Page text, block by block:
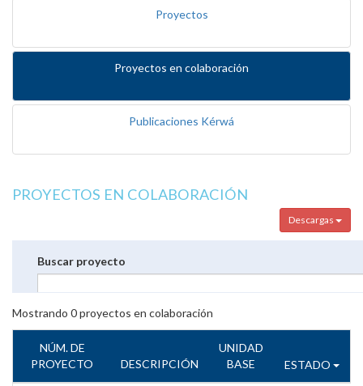
Proyectos
Proyectos en colaboración
Publicaciones Kérwá
PROYECTOS EN COLABORACIÓN
Descargas
Buscar proyecto
Mostrando 0proyectos en colaboración
NÚM. DE
PROYECTO
DESCRIPCIÓN
UNIDAD
BASE
ESTADO